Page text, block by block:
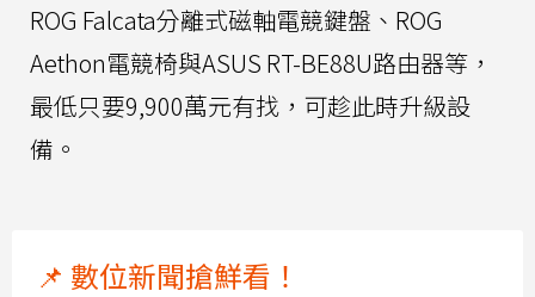
ROG Falcata分離式磁軸電競鍵盤、ROG
Aethon電競椅與ASUS RT-BE88U路由器等，
最低只要9,900萬元有找，可趁此時升級設
備。
📌 數位新聞搶鮮看！